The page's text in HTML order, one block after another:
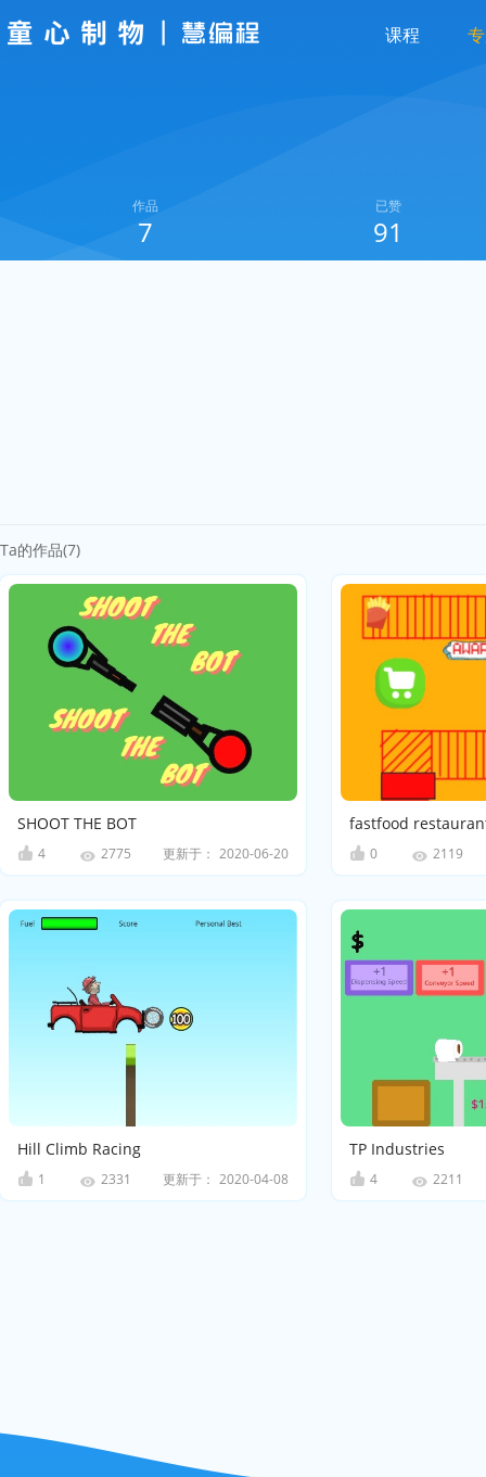
课程
作品
7
已赞
91
Ta的作品(7)
SHOOT THE BOT
4 2775 更新于： 2020-06-20
fastfood
0 2119
Hill Climb Racing
1 2331 更新于： 2020-04-08
TP Industries
4 2211